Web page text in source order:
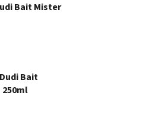
Bait Mister
Bait